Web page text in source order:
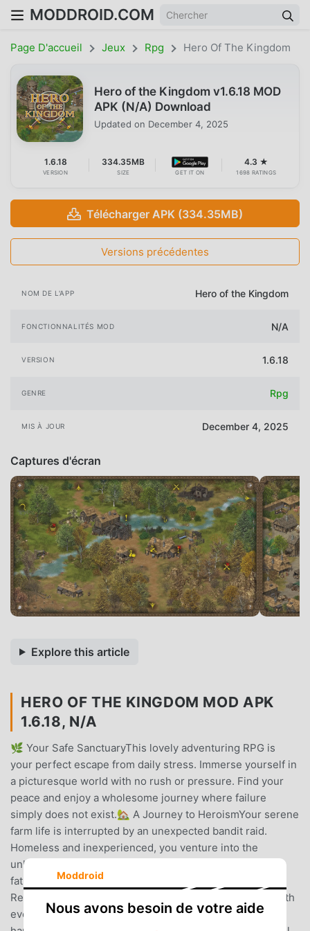
MODDROID.COM
Page D'accueil Jeux Rpg Hero Of The Kingdom
Hero of the Kingdom v1.6.18 MOD
APK (N/A) Download
Updated on December 4, 2025
1.6.18
VERSION
334.35MB
SIZE GET IT ON
4.3 ★
1698 RATINGS
Télécharger APK (334.35MB)
Versions précédentes
NOM DE L'APP Hero of the Kingdom
FONCTIONNALITÉS MOD N/A
VERSION 1.6.18
GENRE Rpg
MIS À JOUR December 4, 2025
Captures d'écran
Explore this article
HERO OF THE KINGDOM MOD APK
1.6.18, N/A
🌿 Your Safe SanctuaryThis lovely adventuring RPG is
your perfect escape from daily stress. Immerse yourself in
a picturesque world with no rush or pressure. Find your
peace and enjoy a wholesome journey where failure
simply does not exist.🏡 A Journey to HeroismYour serene
farm life is interrupted by an unexpected bandit raid.
Homeless and inexperienced, you venture into the
unknown. Pack your backpack wisely and rescue your
father in this heartwarming classic tale.💖 The Joy of
Restoring the WorldExperience gratifying satisfaction with
every good deed you perform. Watch how your helping
Moddroid
Nous avons besoin de votre aide